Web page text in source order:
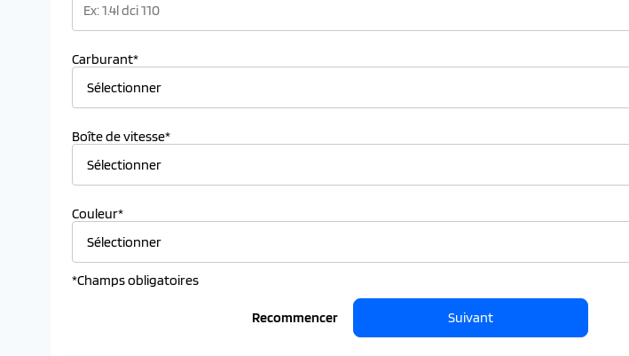
Carburant*
Boîte de vitesse*
Couleur*
*Champs obligatoires
Recommencer Suivant